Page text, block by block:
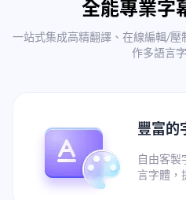
全能專業字
一站式集成高精翻譯、在線編輯/
作多語言
豐富的
自由客製
言字體，